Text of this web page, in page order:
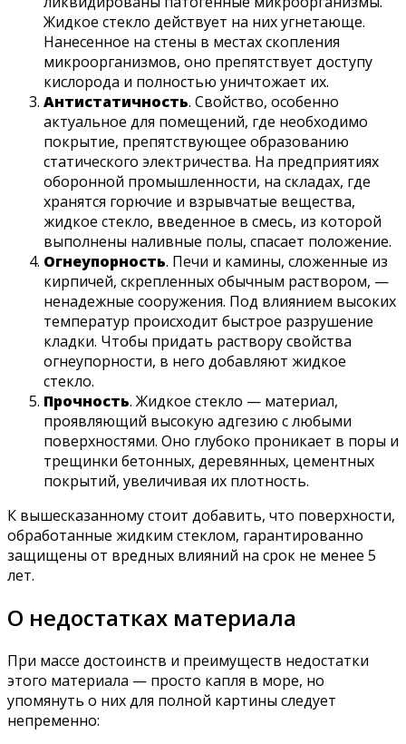
Жидкое стекло действует на них угнетающе.
Нанесенное на стены в местах скопления
микроорганизмов, оно препятствует доступу
кислорода и полностью уничтожает их.
Антистатичность. Свойство, особенно
актуальное для помещений, где необходимо
покрытие, препятствующее образованию
статического электричества. На предприятиях
оборонной промышленности, на складах, где
хранятся горючие и взрывчатые вещества,
жидкое стекло, введенное в смесь, из которой
выполнены наливные полы, спасает положение.
Огнеупорность. Печи и камины, сложенные из
кирпичей, скрепленных обычным раствором, —
ненадежные сооружения. Под влиянием высоких
температур происходит быстрое разрушение
кладки. Чтобы придать раствору свойства
огнеупорности, в него добавляют жидкое
стекло.
Прочность. Жидкое стекло — материал,
проявляющий высокую адгезию с любыми
поверхностями. Оно глубоко проникает в поры и
трещинки бетонных, деревянных, цементных
покрытий, увеличивая их плотность.
К вышесказанному стоит добавить, что поверхности,
обработанные жидким стеклом, гарантированно
защищены от вредных влияний на срок не менее 5
лет.
О недостатках материала
При массе достоинств и преимуществ недостатки
этого материала — просто капля в море, но
упомянуть о них для полной картины следует
непременно: